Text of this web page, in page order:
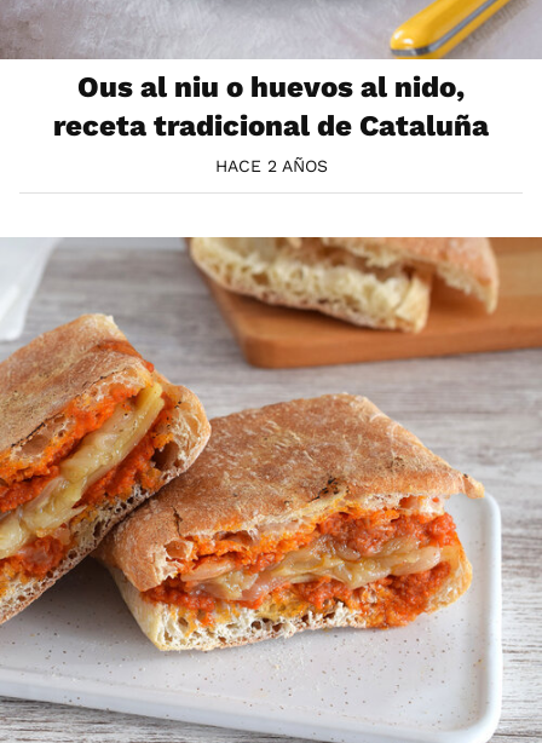
Ous al niu o huevos al nido,
receta tradicional de Cataluña
HACE 2 AÑOS